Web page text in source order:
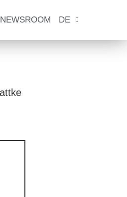
NEWSROOM DE